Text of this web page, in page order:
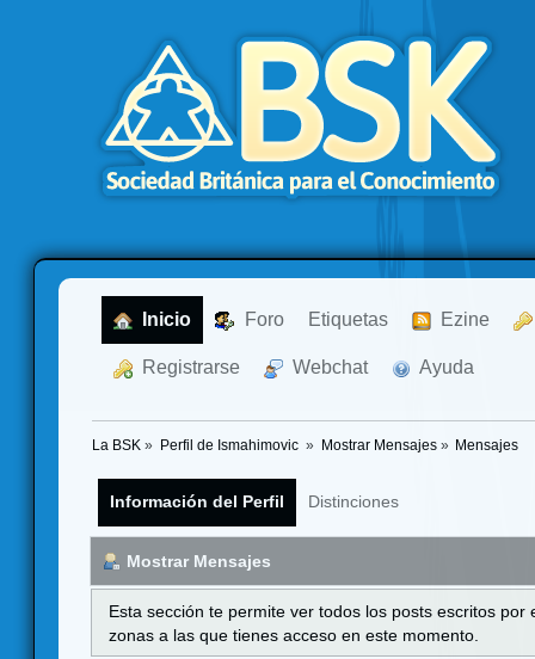
Inicio Foro Etiquetas Ezine
Registrarse Webchat Ayuda
La BSK » Perfil de Ismahimovic » Mostrar Mensajes» Mensajes
Información del Perfil Distinciones
Mostrar Mensajes
Esta sección te permite ver todos los posts escritos
zonas a las que tienes acceso en este momento.